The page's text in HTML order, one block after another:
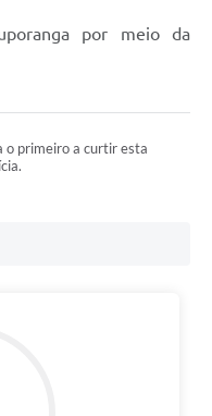
por meio da
o primeiro a curtir esta